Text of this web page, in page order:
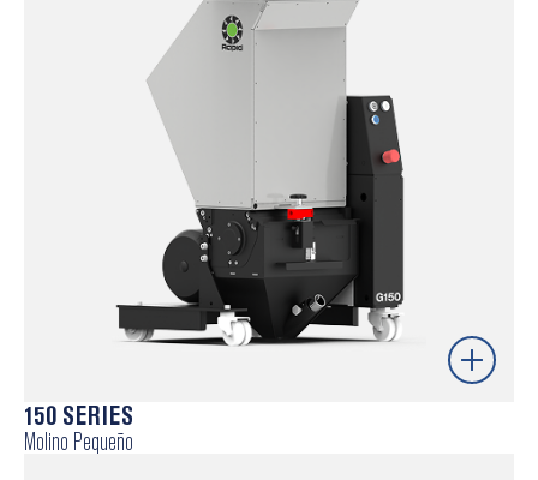
Cuchillas y ganchos giratorios – mayor durabilidad y
menor coste de mantenimiento
Rapid EnergySMART – eficiencia energética
Ejecución PowerTECH – ideal para materiales
cargados o abrasivos
Saber más
Molino compacto y de alto rendimiento para reciclaje
150 SERIES
Molino Pequeño